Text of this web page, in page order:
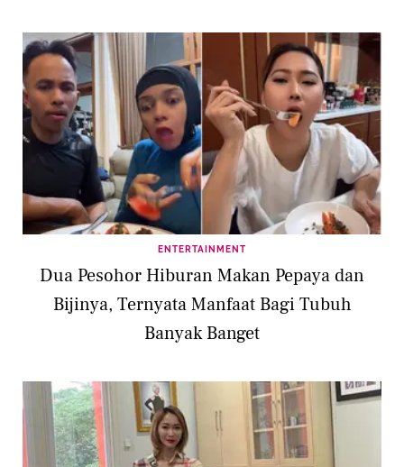
ENTERTAINMENT
Dua Pesohor Hiburan Makan Pepaya dan
Bijinya, Ternyata Manfaat Bagi Tubuh
Banyak Banget